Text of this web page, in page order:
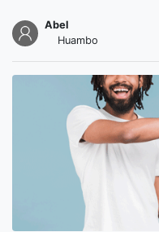
Abel
Huambo